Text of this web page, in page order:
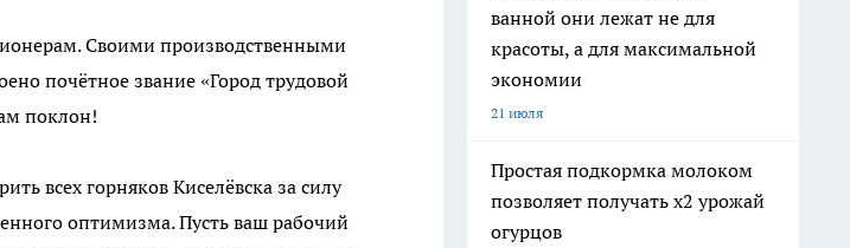
Своими производственными
почётное звание «Город трудовой
поклон!
всех горняков Киселёвска за силу
оптимизма. Пусть ваш рабочий
ванной они лежат не для
красоты, а для максимальной
экономии
21 июля
Простая подкормка молоком
позволяет получать х2 урожай
огурцов